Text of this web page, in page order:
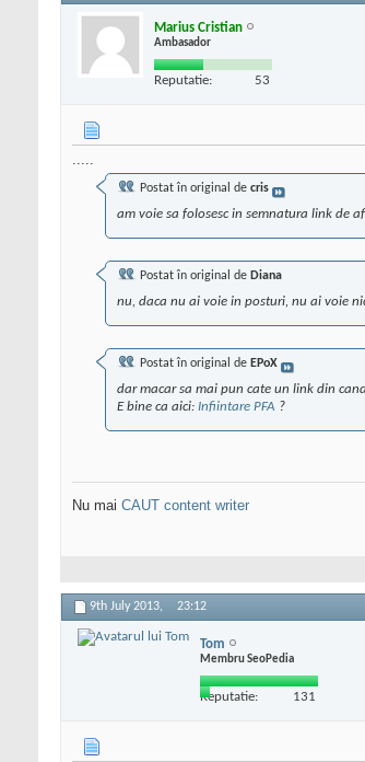
Marius Cristian
Ambasador
Reputatie: 53
.....
Postat în original de cris
am voie sa folosesc in semnatura link de
Postat în original de Diana
nu, daca nu ai voie in posturi, nu ai voie
Postat în original de EPoX
dar macar sa mai pun cate un link din
E bine ca aici: Infiintare PFA ?
Nu mai CAUT content writer
9th July 2013, 23:12
Tom
Membru SeoPedia
Reputatie: 131